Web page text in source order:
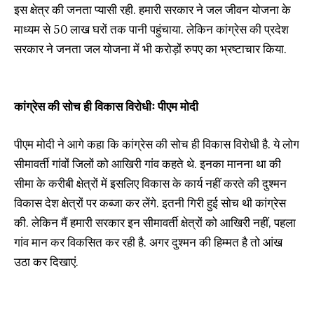
इस क्षेत्र की जनता प्यासी रही. हमारी सरकार ने जल जीवन योजना के
माध्यम से 50 लाख घरों तक पानी पहुंचाया. लेकिन कांग्रेस की प्रदेश
सरकार ने जनता जल योजना में भी करोड़ों रुपए का भ्रष्टाचार किया.
कांग्रेस की सोच ही विकास विरोधीः पीएम मोदी
पीएम मोदी ने आगे कहा कि कांग्रेस की सोच ही विकास विरोधी है. ये लोग
सीमावर्ती गांवों जिलों को आखिरी गांव कहते थे. इनका मानना था की
सीमा के करीबी क्षेत्रों में इसलिए विकास के कार्य नहीं करते की दुश्मन
विकास देश क्षेत्रों पर कब्जा कर लेंगे. इतनी गिरी हुई सोच थी कांग्रेस
की. लेकिन मैं हमारी सरकार इन सीमावर्ती क्षेत्रों को आखिरी नहीं, पहला
गांव मान कर विकसित कर रही है. अगर दुश्मन की हिम्मत है तो आंख
उठा कर दिखाएं.